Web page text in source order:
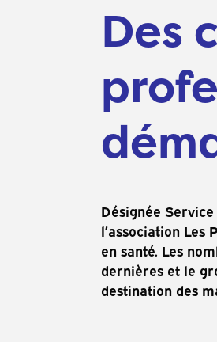
Des
Désignée
l’association
en santé. Les
dernières et le
destination des